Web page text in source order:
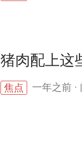
猪肉配上这
焦点 一年之前 ·